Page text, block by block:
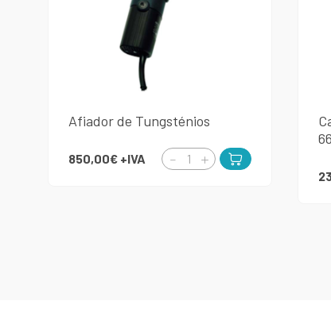
Afiador de Tungsténios
850,00€ +IVA